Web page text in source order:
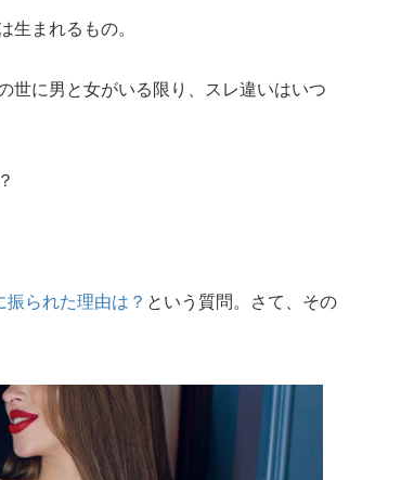
まれるもの。
に男と女がいる限り、スレ違いはいつ
振られた理由は？ という質問。さて、その